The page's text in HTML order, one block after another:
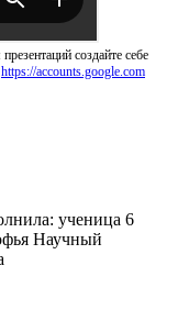
создайте себе
https://accounts.google.com
ученица 6
Научный